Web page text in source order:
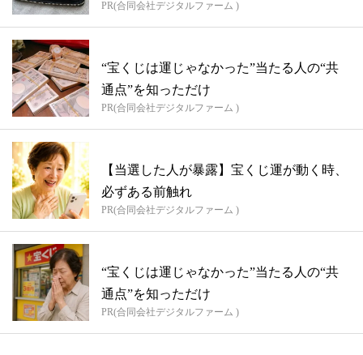
PR(合同会社デジタルファーム )
“宝くじは運じゃなかった”当たる人の“共
通点”を知っただけ
PR(合同会社デジタルファーム )
【当選した人が暴露】宝くじ運が動く時、
必ずある前触れ
PR(合同会社デジタルファーム )
“宝くじは運じゃなかった”当たる人の“共
通点”を知っただけ
PR(合同会社デジタルファーム )